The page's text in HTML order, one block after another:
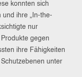
konnten sich
ihre „In-the-
nur
gegen
ihre Fähigkeiten
unter